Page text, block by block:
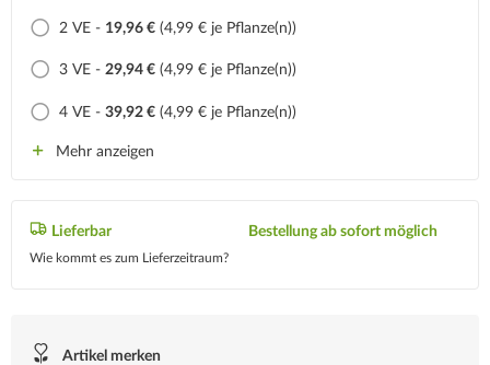
2 VE - 19,96 € (4,99 € je Pflanze(n))
3 VE - 29,94 € (4,99 € je Pflanze(n))
4 VE - 39,92 € (4,99 € je Pflanze(n))
Mehr anzeigen
Lieferbar
Wie kommt es zum Lieferzeitraum?
Bestellung ab sofort möglich
Artikel merken